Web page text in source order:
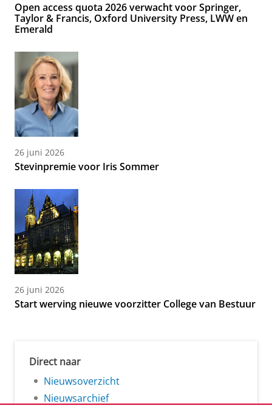
Open access quota 2026 verwacht voor Springer,
Taylor & Francis, Oxford University Press, LWW en
Emerald
26 juni 2026
Stevinpremie voor Iris Sommer
26 juni 2026
Start werving nieuwe voorzitter College van Bestuur
Direct naar
Nieuwsoverzicht
Nieuwsarchief